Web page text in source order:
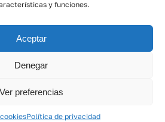
y funciones.
Aceptar
Denegar
Ver preferencias
Política de privacidad